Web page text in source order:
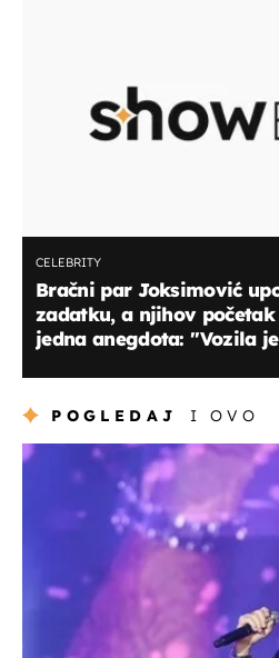
CELEBRITY
Bračni par Joksimović
zadatku, a njihov
jedna anegdota: ''Vozila
POGLEDAJ I OVO